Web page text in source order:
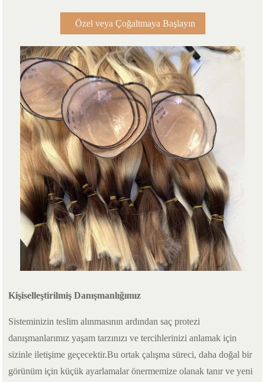
Özel veya Çoğaltmaya Başlayın
Kişiselleştirilmiş Danışmanlığımız
Sisteminizin teslim alınmasının ardından saç protezi
danışmanlarımız yaşam tarzınızı ve tercihlerinizi anlamak için
sizinle iletişime geçecektir.Bu ortak çalışma süreci, daha doğal bir
görünüm için küçük ayarlamalar önermemize olanak tanır ve yeni